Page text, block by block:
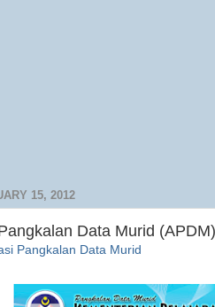
15, 2012
Data Murid (APDM)
Pangkalan Data Murid